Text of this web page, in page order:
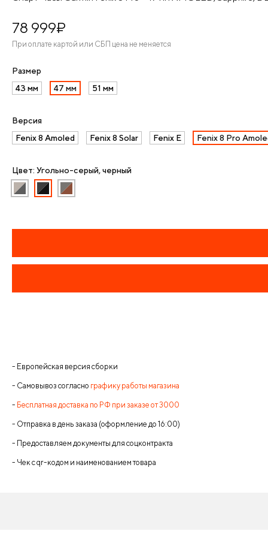
78 999¤
При оплате картой или СБП цена не меняется
Размер
43 мм
47 мм 51 мм
Версия
Fenix 8 Amoled
Fenix 8 Solar Fenix E Fenix 8 Pro
Цвет: Угольно-серый, черный
- Европейская версия сборки
- Самовывоз согласно графику работы магазина
- Бесплатная доставка по РФ при заказе от 3000
- Отправка в день заказа (оформление до 16:00)
- Предоставляем документы для соцконтракта
- Чек с qr-кодом и наименованием товара